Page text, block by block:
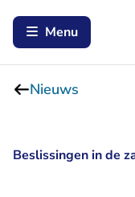
Menu
Nieuws
Beslissingen in de